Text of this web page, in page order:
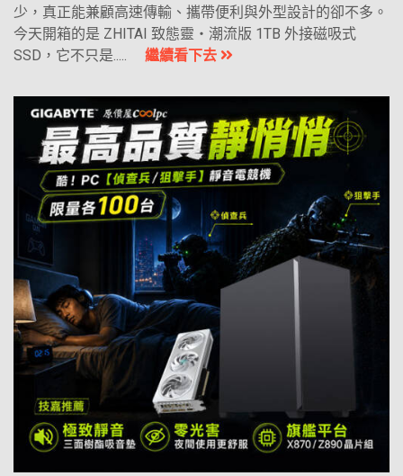
少，真正能兼顧高速傳輸、攜帶便利與外型設計的卻不多。
今天開箱的是 ZHITAI 致態靈・潮流版 1TB 外接磁吸式
SSD，它不只是..... 繼續看下去